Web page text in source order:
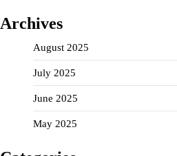
Archives
August 2025
July 2025
June 2025
May 2025